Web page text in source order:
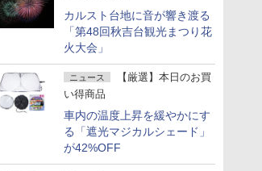
カルスト台地に音が響き渡る
「第48回秋吉台観光まつり花
火大会」
ニュース
【厳選】本日のお買
い得商品
車内の温度上昇を緩やかにす
る「遮光マジカルシェード」
が42%OFF